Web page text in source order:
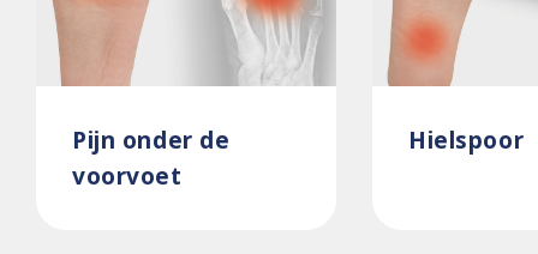
Pijn onder de
voorvoet
Hielspoor